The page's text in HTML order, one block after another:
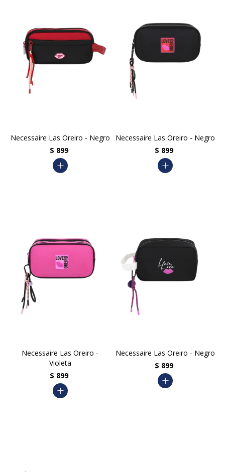
Necessaire Las Oreiro - Negro
$ 899
add
Necessaire Las Oreiro - Negro
$ 899
add
Necessaire Las Oreiro -
Violeta
$ 899
add
Necessaire Las Oreiro - Negro
$ 899
add